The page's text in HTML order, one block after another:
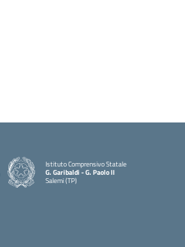
Istituto Comprensivo Statale
G. Garibaldi - G. Paolo II
Salemi (TP)